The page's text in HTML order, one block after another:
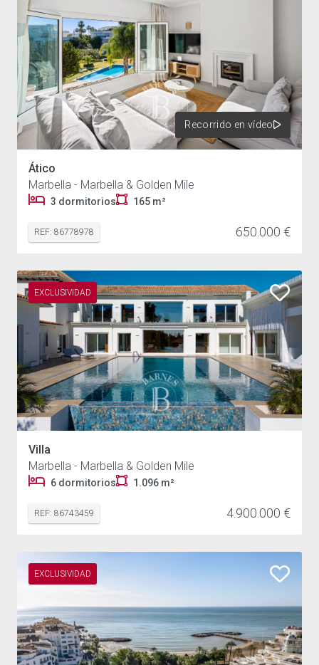
Recorrido en vídeo
Ático
Marbella - Marbella & Golden Mile
3 dormitorios 165 m²
REF: 86778978 650.000 €
EXCLUSIVIDAD
Villa
Marbella - Marbella & Golden Mile
6 dormitorios 1.096 m²
REF: 86743459 4.900.000 €
EXCLUSIVIDAD